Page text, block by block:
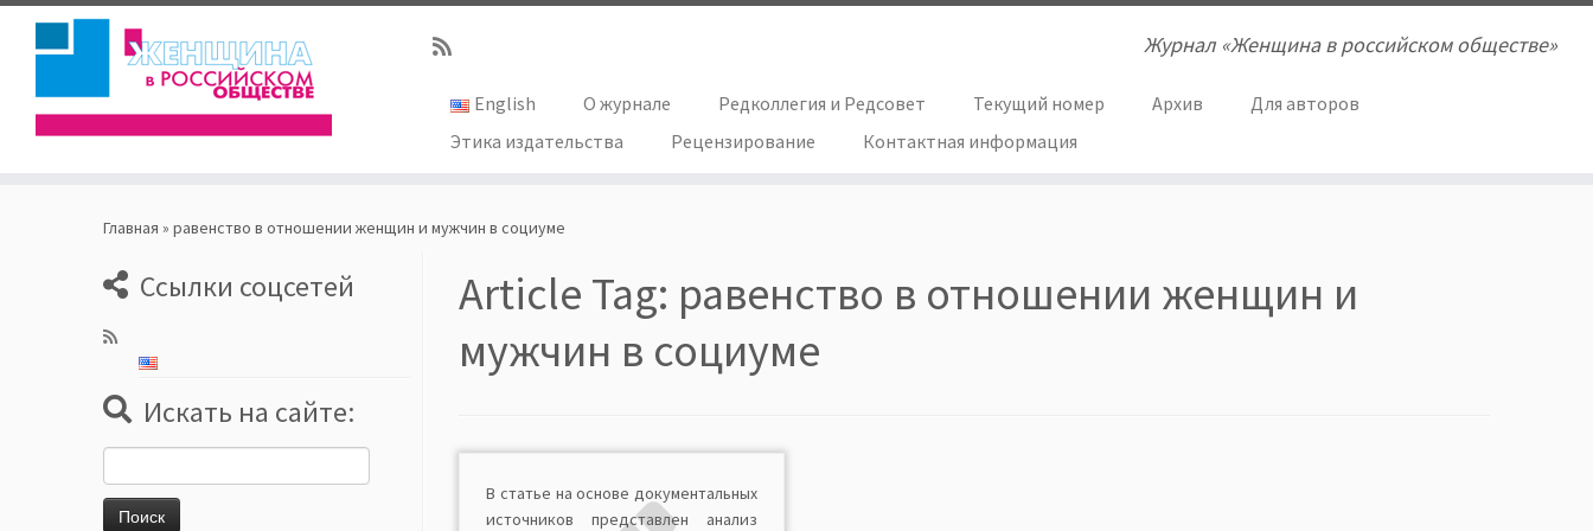
Журнал «Женщина в российском обществе»
English О журнале Редколлегия и Редсовет Текущий номер Архив
Для авторов
Этика издательства
Рецензирование Контактная информация
Главная » равенство в отношении женщин и мужчин в социуме
Ссылки соцсетей
Искать на сайте:
Article Tag: равенство в отношении женщин и
мужчин в социуме
В статье на основе документальных
источников представлен анализ